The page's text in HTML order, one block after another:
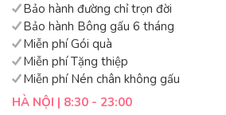
Bảo hành đường chỉ trọn đời
Bảo hành Bông gấu 6 tháng
Miễn phí Gói quà
Miễn phí Tặng thiệp
Miễn phí Nén chân không gấu
HÀ NỘI | 8:30 - 23:00